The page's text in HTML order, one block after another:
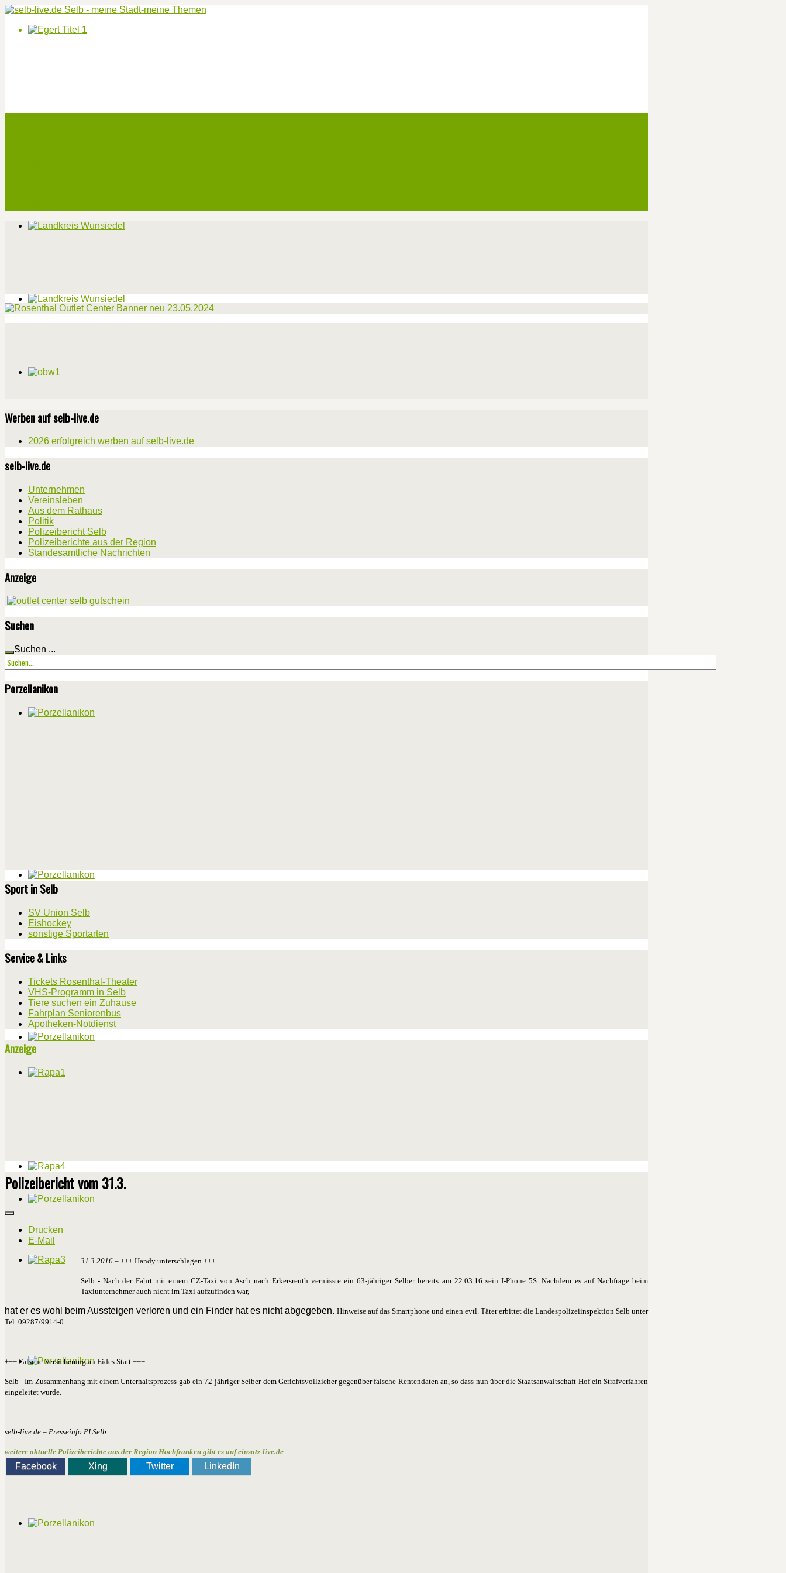
Werben auf selb-live.de
2026 erfolgreich werben auf selb-live.de
selb-live.de
Unternehmen
Vereinsleben
Aus dem Rathaus
Politik
Polizeibericht Selb
Polizeiberichte aus der Region
Standesamtliche Nachrichten
Anzeige
Suchen
Suchen ...
Porzellanikon
Sport in Selb
SV Union Selb
Eishockey
sonstige Sportarten
Service & Links
Tickets Rosenthal-Theater
VHS-Programm in Selb
Tiere suchen ein Zuhause
Fahrplan Seniorenbus
Apotheken-Notdienst
Anzeige
Polizeibericht vom 31.3.
Drucken
E-Mail
31.3.2016 – +++ Handy unterschlagen +++
Selb - Nach der Fahrt mit einem CZ-Taxi von Asch nach Erkersreuth vermisste ein 63-jähriger Selber bereits am 22.03.16 sein I-Phone 5S. Nachdem es auf Nachfrage beim
Taxiunternehmer auch nicht im Taxi aufzufinden war,
hat er es wohl beim Aussteigen verloren und ein Finder hat es nicht abgegeben. Hinweise auf das Smartphone und einen evtl. Täter erbittet die Landespolizeiinspektion Selb unter
Tel. 09287/9914-0.
+++ Falsche Versicherung an Eides Statt +++
Selb - Im Zusammenhang mit einem Unterhaltsprozess gab ein 72-jähriger Selber dem Gerichtsvollzieher gegenüber falsche Rentendaten an, so dass nun über die Staatsanwaltschaft Hof ein Strafverfahren
eingeleitet wurde.
selb-live.de – Presseinfo PI Selb
weitere aktuelle Polizeiberichte aus der Region Hochfranken gibt es auf einsatz-live.de
Facebook Xing Twitter LinkedIn